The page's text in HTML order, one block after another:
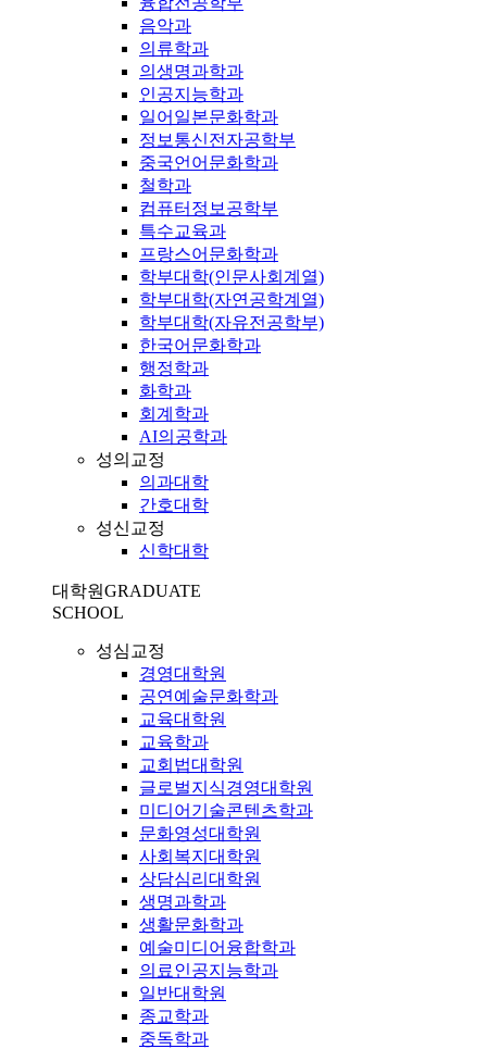
음악과
의류학과
의생명과학과
인공지능학과
일어일본문화학과
정보통신전자공학부
중국언어문화학과
철학과
컴퓨터정보공학부
특수교육과
프랑스어문화학과
학부대학(인문사회계열)
학부대학(자연공학계열)
학부대학(자유전공학부)
한국어문화학과
행정학과
화학과
회계학과
AI의공학과
성의교정
의과대학
간호대학
성신교정
신학대학
대학원GRADUATE
SCHOOL
성심교정
경영대학원
공연예술문화학과
교육대학원
교육학과
교회법대학원
글로벌지식경영대학원
미디어기술콘텐츠학과
문화영성대학원
사회복지대학원
상담심리대학원
생명과학과
생활문화학과
예술미디어융합학과
의료인공지능학과
일반대학원
종교학과
중독학과